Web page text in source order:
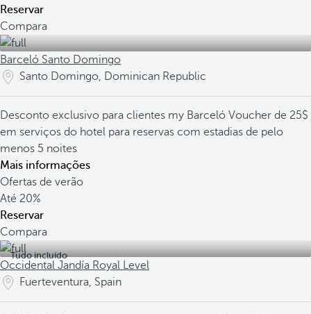
Reservar
Compara
Barceló Santo Domingo
Santo Domingo, Dominican Republic
Desconto exclusivo para clientes my Barceló Voucher de 25$
em serviços do hotel para reservas com estadias de pelo
menos 5 noites
Mais informações
Ofertas de verão
Até 20%
Reservar
Compara
Tudo incluído
Occidental Jandía Royal Level
Fuerteventura, Spain